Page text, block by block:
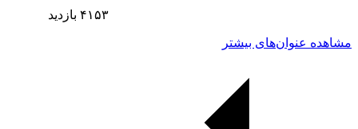
۴۱۵۳ بازدید
مشاهده عنوان‌های بیشتر